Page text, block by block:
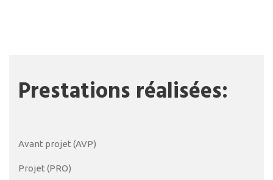
Prestations réalisées:
Avant projet (AVP)
Projet (PRO)